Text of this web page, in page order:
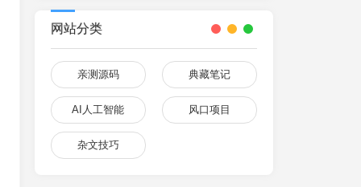
网站分类
亲测源码 典藏笔记
AI人工智能 风口项目
杂文技巧